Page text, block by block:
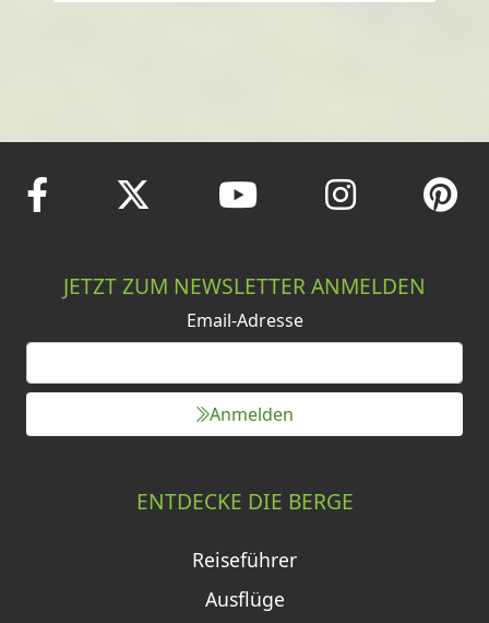
JETZT ZUM NEWSLETTER ANMELDEN
Email-Adresse
Anmelden
ENTDECKE DIE BERGE
Reiseführer
Ausflüge